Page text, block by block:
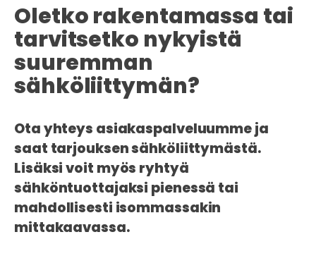
Oletko rakentamassa tai
tarvitsetko nykyistä
suuremman
sähköliittymän?
Ota yhteys asiakaspalveluumme ja
saat tarjouksen sähköliittymästä.
Lisäksi voit myös ryhtyä
sähköntuottajaksi pienessä tai
mahdollisesti isommassakin
mittakaavassa.